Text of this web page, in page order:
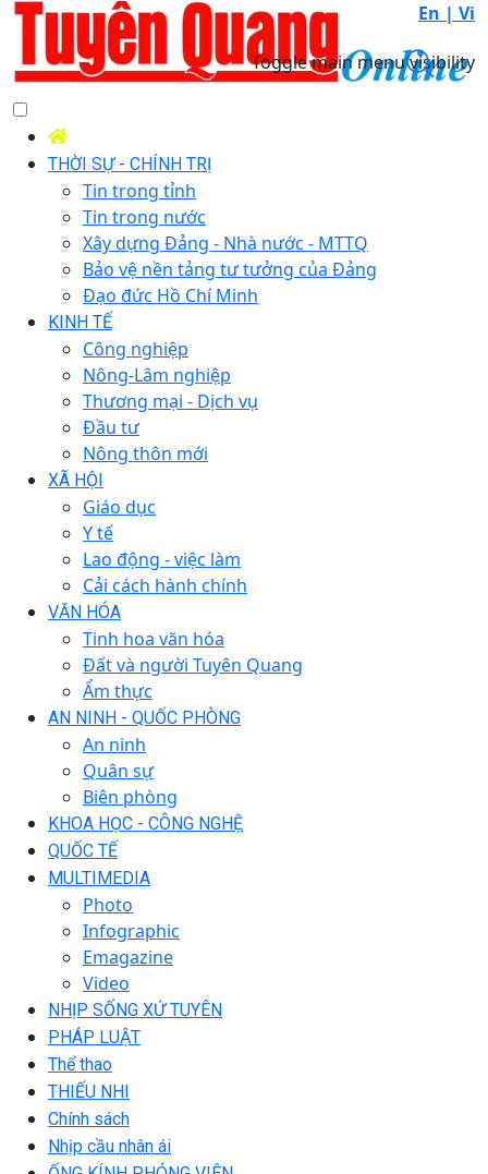
En | Vi
Toggle main menu visibility
THỜI SỰ - CHÍNH TRỊ
Tin trong tỉnh
Tin trong nước
Xây dựng Đảng - Nhà nước - MTTQ
Bảo vệ nền tảng tư tưởng của Đảng
Đạo đức Hồ Chí Minh
KINH TẾ
Công nghiệp
Nông-Lâm nghiệp
Thương mại - Dịch vụ
Đầu tư
Nông thôn mới
XÃ HỘI
Giáo dục
Y tế
Lao động - việc làm
Cải cách hành chính
VĂN HÓA
Tinh hoa văn hóa
Đất và người Tuyên Quang
Ẩm thực
AN NINH - QUỐC PHÒNG
An ninh
Quân sự
Biên phòng
KHOA HỌC - CÔNG NGHỆ
QUỐC TẾ
MULTIMEDIA
Photo
Infographic
Emagazine
Video
NHỊP SỐNG XỨ TUYÊN
PHÁP LUẬT
Thể thao
THIẾU NHI
Chính sách
Nhịp cầu nhân ái